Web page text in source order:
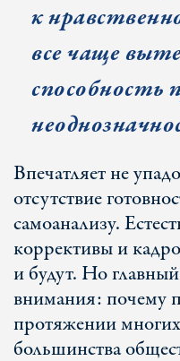
к
все чаще
способность
Впечатляет не
отсутствие
самоанализу.
коррективы и
и будут. Но
внимания: почему
протяжении
большинства